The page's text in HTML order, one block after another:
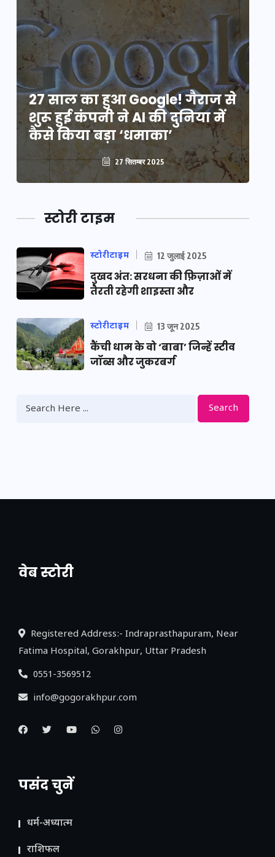
27 साल का हुआ Google! गैराज से
शुरू हुई कंपनी ने AI की दुनिया में
कैसे किया बड़ा ‘धमाका’
27 सितम्बर 2025
स्टोरी टाइम
स्टोरीटाइम 12 जुलाई 2025
दुखद अंत: सरधना की फ़िज़ाओं में
तैरती रहेगी शाइस्ता और
स्टोरीटाइम 13 जून 2025
कैंची धाम के वो ‘बाबा’ जिन्हें स्टीव
जॉब्स और जुकरबर्ग
Search
वेब स्टोरी
नया एक्सप्रेसवे: पूर्वांचल का लक, डेवलपमेंट का
Registered Address:- Indraprasthapuram, Near
Fatima Hospital, Gorakhpur, Uttar Pradesh
0551-3569512
info@gogorakhpur.com
पसंद चुनें
धर्म-अध्यात्म
राशिफल